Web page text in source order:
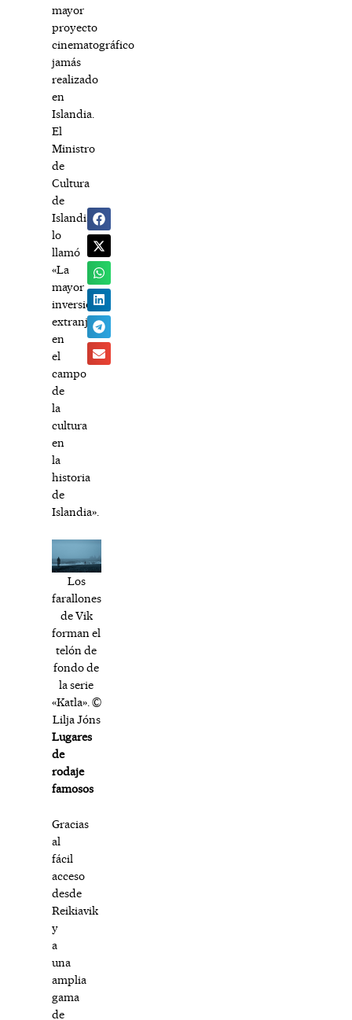
mayor
proyecto
cinematográfico
jamás
realizado
en
Islandia.
El
Ministro
de
Cultura
de
Islandia…
lo
llamó
«La
mayor
inversión
extranjera
en
el
campo
de
la
cultura
en
la
historia
de
Islandia».
Los
farallones
de Vik
forman el
telón de
fondo de
la serie
«Katla». ©
Lilja Jóns
Lugares
de
rodaje
famosos
Gracias
al
fácil
acceso
desde
Reikiavik
y
a
una
amplia
gama
de